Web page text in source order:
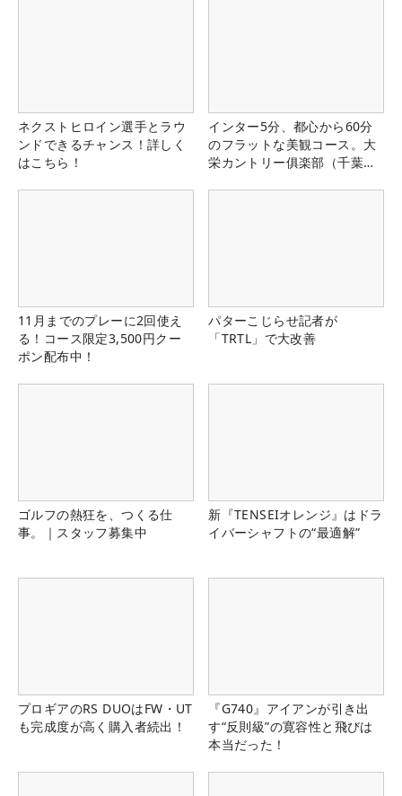
ネクストヒロイン選手とラウ
ンドできるチャンス！詳しく
はこちら！
インター5分、都心から60分
のフラットな美観コース。大
栄カントリー俱楽部（千葉
11月までのプレーに2回使え
る！コース限定3,500円クー
ポン配布中！
パターこじらせ記者が
「TRTL」で大改善
ゴルフの熱狂を、つくる仕
事。｜スタッフ募集中
新『TENSEIオレンジ』はドラ
イバーシャフトの“最適解”
プロギアのRS DUOはFW・UT
も完成度が高く購入者続出！
『G740』アイアンが引き出
す“反則級”の寛容性と飛びは
本当だった！